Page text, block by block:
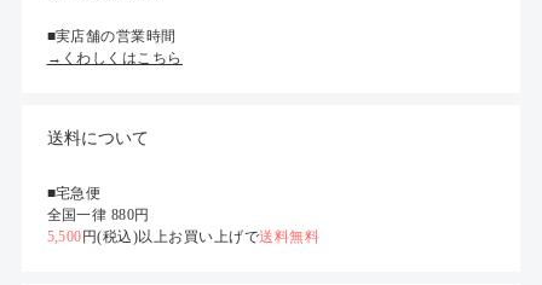
■実店舗の営業時間
→くわしくはこちら
送料について
■宅急便
全国一律 880円
5,500円(税込)以上お買い上げで送料無料